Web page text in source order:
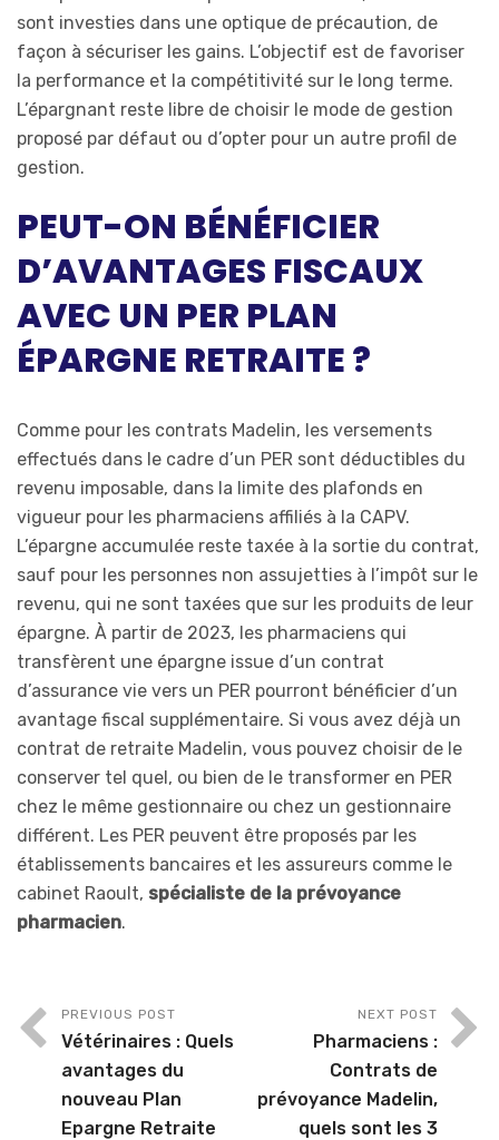
sont investies dans une optique de précaution, de
façon à sécuriser les gains. L’objectif est de favoriser
la performance et la compétitivité sur le long terme.
L’épargnant reste libre de choisir le mode de gestion
proposé par défaut ou d’opter pour un autre profil de
gestion.
PEUT-ON BÉNÉFICIER
D’AVANTAGES FISCAUX
AVEC UN PER PLAN
ÉPARGNE RETRAITE ?
Comme pour les contrats Madelin, les versements
effectués dans le cadre d’un PER sont déductibles du
revenu imposable, dans la limite des plafonds en
vigueur pour les pharmaciens affiliés à la CAPV.
L’épargne accumulée reste taxée à la sortie du contrat,
sauf pour les personnes non assujetties à l’impôt sur le
revenu, qui ne sont taxées que sur les produits de leur
épargne. À partir de 2023, les pharmaciens qui
transfèrent une épargne issue d’un contrat
d’assurance vie vers un PER pourront bénéficier d’un
avantage fiscal supplémentaire. Si vous avez déjà un
contrat de retraite Madelin, vous pouvez choisir de le
conserver tel quel, ou bien de le transformer en PER
chez le même gestionnaire ou chez un gestionnaire
différent. Les PER peuvent être proposés par les
établissements bancaires et les assureurs comme le
cabinet Raoult, spécialiste de la prévoyance
pharmacien.
PREVIOUS POST
Vétérinaires : Quels
avantages du
nouveau Plan
Epargne Retraite
NEXT POST
Pharmaciens :
Contrats de
prévoyance Madelin,
quels sont les 3